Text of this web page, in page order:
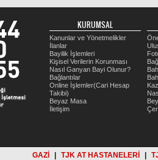
KURUMSAL
Kanunlar ve Yönetmelikler
İlanlar
Bayilik İşlemleri
Kişisel Verilerin Korunması
Nasıl Ganyan Bayi Olunur?
Bağlantılar
Online İşlemler(Cari Hesap
Takibi)
Beyaz Masa
İletişim
GAZİ TJK AT HASTANELERİ